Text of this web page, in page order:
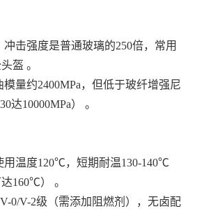
击强度是普通玻璃的250倍，常用
盔 。
模量约2400MPa，但低于玻纤增强尼
达10000MPa） 。
用温度120℃，短期耐温130-140℃
160℃） 。
0/V-2级（需添加阻燃剂），无卤配